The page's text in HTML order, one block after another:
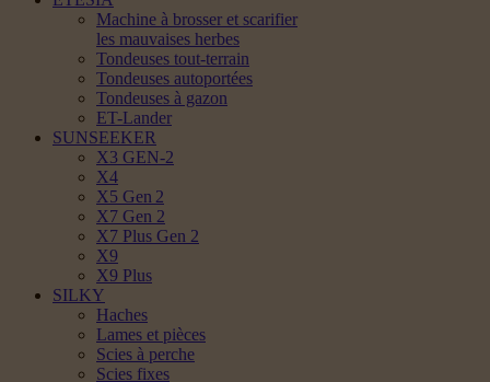
Machine à brosser et scarifier
les mauvaises herbes
Tondeuses tout-terrain
Tondeuses autoportées
Tondeuses à gazon
ET-Lander
SUNSEEKER
X3 GEN-2
X4
X5 Gen 2
X7 Gen 2
X7 Plus Gen 2
X9
X9 Plus
SILKY
Haches
Lames et pièces
Scies à perche
Scies fixes